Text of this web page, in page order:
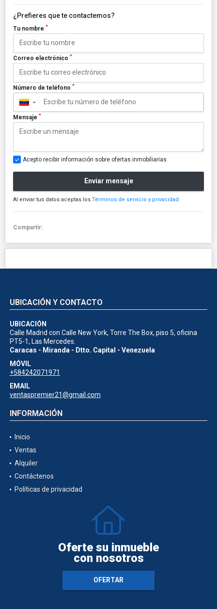
¿Prefieres que te contactemos?
Tu nombre *
Correo electrónico *
Número de teléfono *
▼
Mensaje *
Acepto recibir información sobre ofertas inmobiliarias
Enviar mensaje
Al enviar tus datos aceptas los Términos de servicio y privacidad
Compartir:
UBICACIÓN Y CONTACTO
UBICACIÓN
Calle Madrid con Calle New York, Torre The Box, piso 5, oficina
PT5-1, Las Mercedes.
Caracas - Miranda - Dtto. Capital - Venezuela
MÓVIL
+584242071971
EMAIL
ventaspremier21@gmail.com
INFORMACIÓN
Inicio
Ventas
Alquiler
Contáctenos
Políticas de privacidad
Oferte su inmueble
con nosotros
OFERTAR